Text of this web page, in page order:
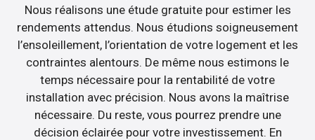
Nous réalisons une étude gratuite pour estimer les
rendements attendus. Nous étudions soigneusement
l’ensoleillement, l’orientation de votre logement et les
contraintes alentours. De même nous estimons le
temps nécessaire pour la rentabilité de votre
installation avec précision. Nous avons la maîtrise
nécessaire. Du reste, vous pourrez prendre une
décision éclairée pour votre investissement. En